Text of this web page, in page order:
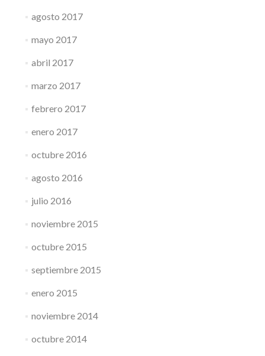
agosto 2017
mayo 2017
abril 2017
marzo 2017
febrero 2017
enero 2017
octubre 2016
agosto 2016
julio 2016
noviembre 2015
octubre 2015
septiembre 2015
enero 2015
noviembre 2014
octubre 2014